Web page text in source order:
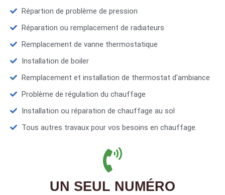
Répartion de problème de pression
Réparation ou remplacement de radiateurs
Remplacement de vanne thermostatique
Installation de boiler
Remplacement et installation de thermostat d'ambiance
Problème de régulation du chauffage
Installation ou réparation de chauffage au sol
Tous autres travaux pour vos besoins en chauffage.
UN SEUL NUMÉRO